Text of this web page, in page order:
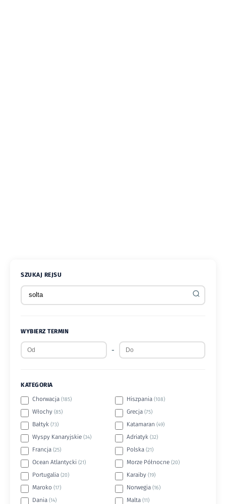
SZUKAJ REJSU
WYBIERZ TERMIN
-
KATEGORIA
Chorwacja (185) Hiszpania (108)
Włochy (85) Grecja (75)
Bałtyk (73) Katamaran (49)
Wyspy Kanaryjskie (34) Adriatyk (32)
Francja (25) Polska (21)
Ocean Atlantycki (21) Morze Północne (20)
Portugalia (20) Karaiby (19)
Maroko (17) Norwegia (16)
Dania (14) Malta (11)